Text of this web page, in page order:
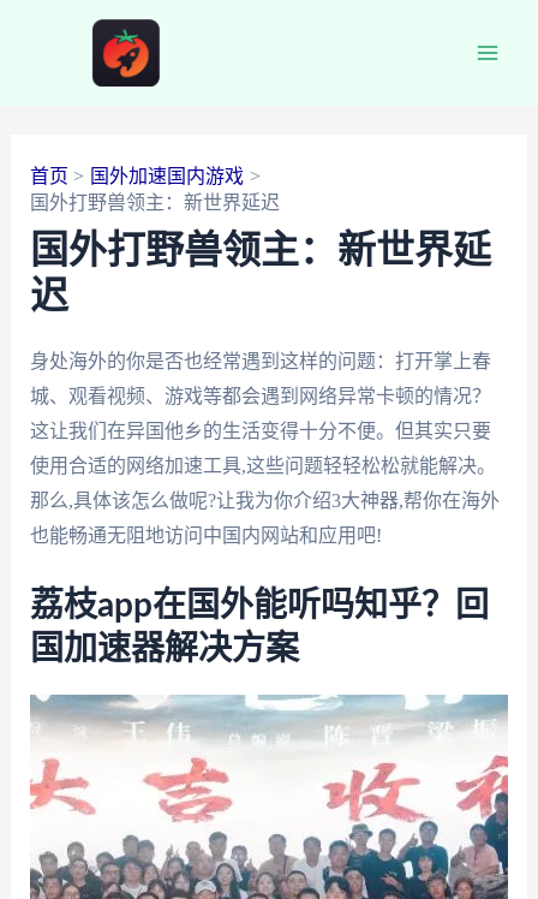
首页
国外加速国内游戏
国外打野兽领主：新世界延迟
国外打野兽领主：新世界延
迟
身处海外的你是否也经常遇到这样的问题：打开掌上春
城、观看视频、游戏等都会遇到网络异常卡顿的情况？
这让我们在异国他乡的生活变得十分不便。但其实只要
使用合适的网络加速工具,这些问题轻轻松松就能解决。
那么,具体该怎么做呢?让我为你介绍3大神器,帮你在海外
也能畅通无阻地访问中国内网站和应用吧!
荔枝app在国外能听吗知乎？回
国加速器解决方案